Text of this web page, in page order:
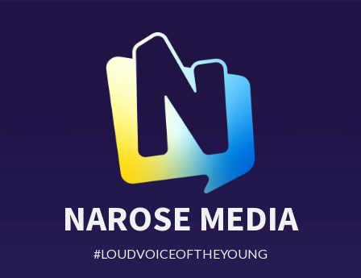
NAROSE MEDIA
#LOUDVOICEOFTHEYOUNG